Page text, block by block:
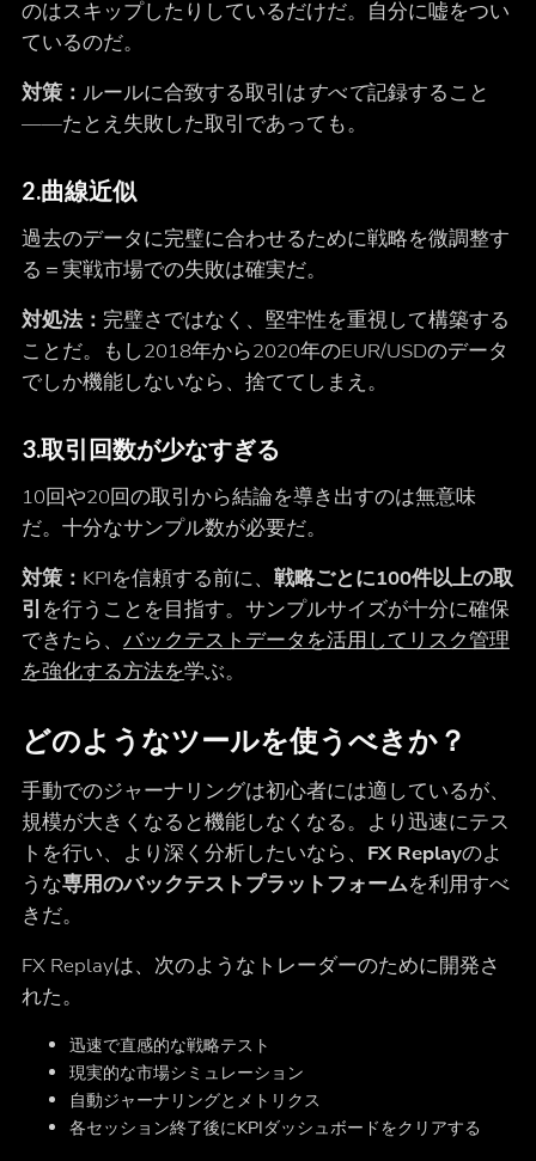
のはスキップしたりしているだけだ。自分に嘘をつい
ているのだ。
対策： ルールに合致する取引はすべて記録すること
――たとえ失敗した取引であっても。
2.曲線近似
過去のデータに完璧に合わせるために戦略を微調整す
る＝実戦市場での失敗は確実だ。
対処法： 完璧さではなく、堅牢性を重視して構築する
ことだ。もし2018年から2020年のEUR/USDのデータ
でしか機能しないなら、捨ててしまえ。
3.取引回数が少なすぎる
10回や20回の取引から結論を導き出すのは無意味
だ。十分なサンプル数が必要だ。
対策： KPIを信頼する前に、 戦略ごとに100件以上の取
引 を行うことを目指す。サンプルサイズが十分に確保
できたら、 バックテストデータを活用してリスク管理
を強化する方法を学ぶ。
どのようなツールを使うべきか？
手動でのジャーナリングは初心者には適しているが、
規模が大きくなると機能しなくなる。より迅速にテス
トを行い、より深く分析したいなら、 FX Replayのよ
うな専用のバックテストプラットフォームを利用すべ
きだ。
FX Replayは、次のようなトレーダーのために開発さ
れた。
迅速で直感的な戦略テスト
現実的な市場シミュレーション
自動ジャーナリングとメトリクス
各セッション終了後にKPIダッシュボードをクリアする